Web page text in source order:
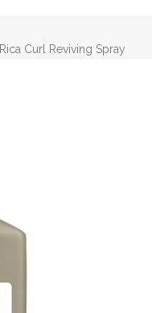
Rica Curl Reviving Spray